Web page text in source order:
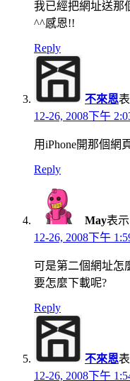
我已經把網址送那
^^感恩!!
Reply
不來恩
12-26, 2008下午
用iPhone開那個網
Reply
May表
12-26, 2008下午
可是第二個網址怎
要怎麼下載呢?
Reply
不來恩
12-26, 2008下午